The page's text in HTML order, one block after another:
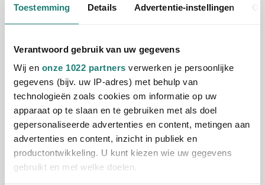
Toestemming Details Advertentie-instellingen
Verantwoord gebruik van uw gegevens
Wij en onze 1022 partners verwerken je persoonlijke
gegevens (bijv. uw IP-adres) met behulp van
technologieën zoals cookies om informatie op uw
apparaat op te slaan en te gebruiken met als doel
gepersonaliseerde advertenties en content, metingen aan
advertenties en content, inzicht in publiek en
productontwikkeling. U kunt kiezen wie uw gegevens
gebruikt en met welke doelen.
002
3,43
945
vanaf 2,41
Gerecycled
Speelkaarten | Gerecycled |
Dubbel spel | Houten kistje
Bedrukken vanaf 10 stuks
Levering vanaf17 augustus